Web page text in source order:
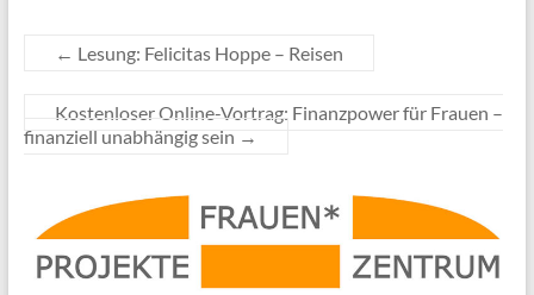
← Lesung: Felicitas Hoppe – Reisen
Kostenloser Online-Vortrag: Finanzpower für Frauen –
finanziell unabhängig sein →